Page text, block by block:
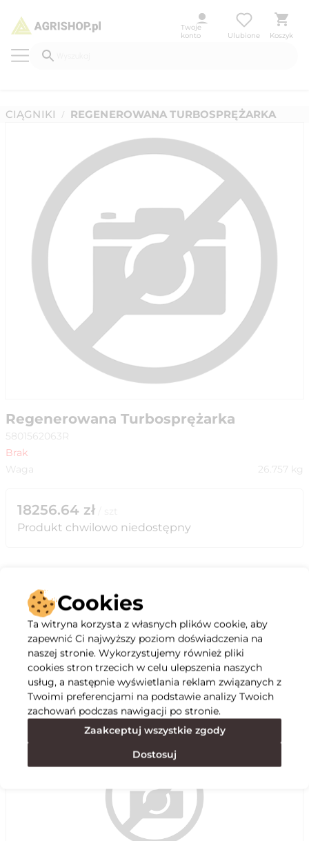
Twoje
konto
Ulubione Koszyk
CIĄGNIKI / REGENEROWANA TURBOSPRĘŻARKA
Regenerowana Turbosprężarka
5801562063R
Brak
Waga
26.757 kg
18256.64 zł
Produkt chwilowo niedostępny
Opis
Specyfikacja
Polecane
Cookies
Ta witryna korzysta z własnych plików cookie, aby
zapewnić Ci najwyższy poziom doświadczenia na
naszej stronie. Wykorzystujemy również pliki
cookies stron trzecich w celu ulepszenia naszych
usług, a następnie wyświetlania reklam związanych z
Twoimi preferencjami na podstawie analizy Twoich
zachowań podczas nawigacji po stronie.
Zaakceptuj wszystkie zgody
Dostosuj